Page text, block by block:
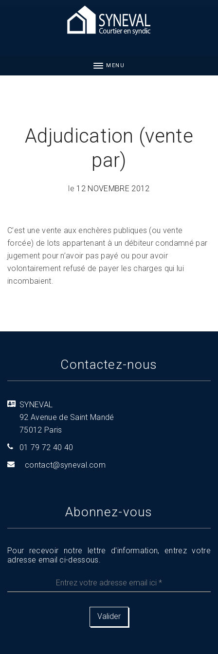
MENU
Adjudication (vente
par)
le 12 NOVEMBRE 2012
C’est une vente aux enchères publiques (ou vente
forcée) de lots appartenant à un débiteur condamné par
jugement pour n’avoir pas payé ou pour avoir
volontairement refusé de payer les charges qui lui
incombaient.
Contactez-nous
SYNEVAL
92 Avenue de Saint Mandé
75012 Paris
01 79 72 40 40
moc.l
aveny
s@tca
tnoc
Abonnez-vous
Pour recevoir notre lettre d'information, entrez votre
adresse email ci-dessous.
votre
ici